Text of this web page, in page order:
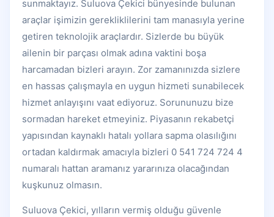
sunmaktayız. Suluova Çekici bünyesinde bulunan
araçlar işimizin gerekliklilerini tam manasıyla yerine
getiren teknolojik araçlardır. Sizlerde bu büyük
ailenin bir parçası olmak adına vaktini boşa
harcamadan bizleri arayın. Zor zamanınızda sizlere
en hassas çalışmayla en uygun hizmeti sunabilecek
hizmet anlayışını vaat ediyoruz. Sorununuzu bize
sormadan hareket etmeyiniz. Piyasanın rekabetçi
yapısından kaynaklı hatalı yollara sapma olasılığını
ortadan kaldırmak amacıyla bizleri 0 541 724 724 4
numaralı hattan aramanız yararınıza olacağından
kuşkunuz olmasın.
Suluova Çekici, yılların vermiş olduğu güvenle